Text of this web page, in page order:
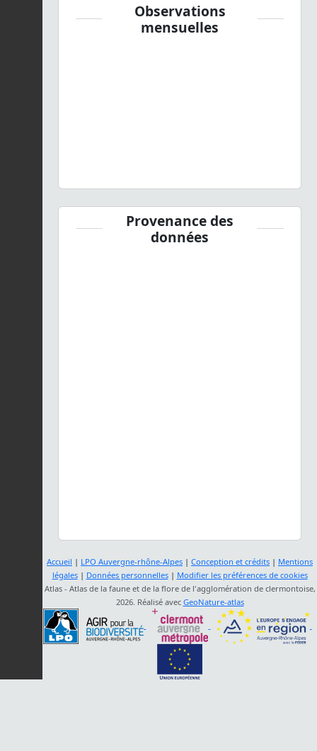
Observations
mensuelles
Provenance des
données
Accueil | LPO Auvergne-rhône-Alpes | Conception et crédits | Mentions
légales| Données personnelles| Modifier les préférences de cookies
Atlas - Atlas de la faune et de la flore de l'agglomération de clermontoise,
2026. Réalisé avec GeoNature-atlas